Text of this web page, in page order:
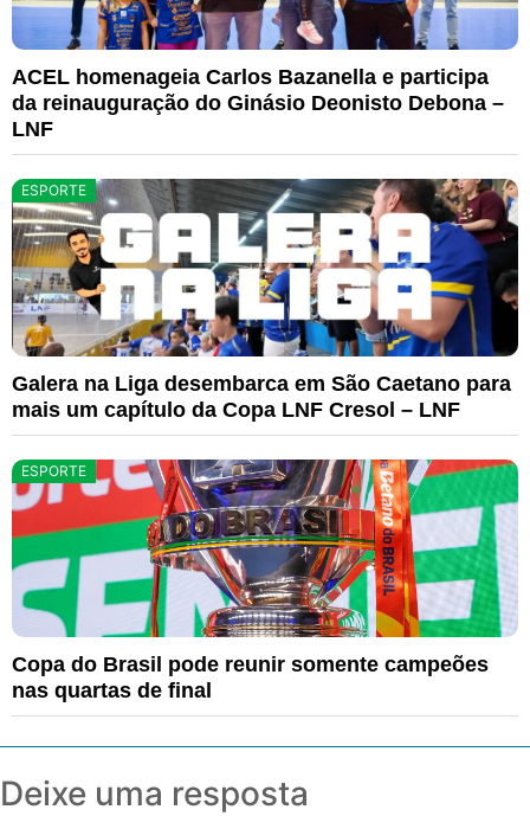
ACEL homenageia Carlos Bazanella e participa
da reinauguração do Ginásio Deonisto Debona –
LNF
ESPORTE
Galera na Liga desembarca em São Caetano para
mais um capítulo da Copa LNF Cresol – LNF
ESPORTE
Copa do Brasil pode reunir somente campeões
nas quartas de final
Deixe uma resposta